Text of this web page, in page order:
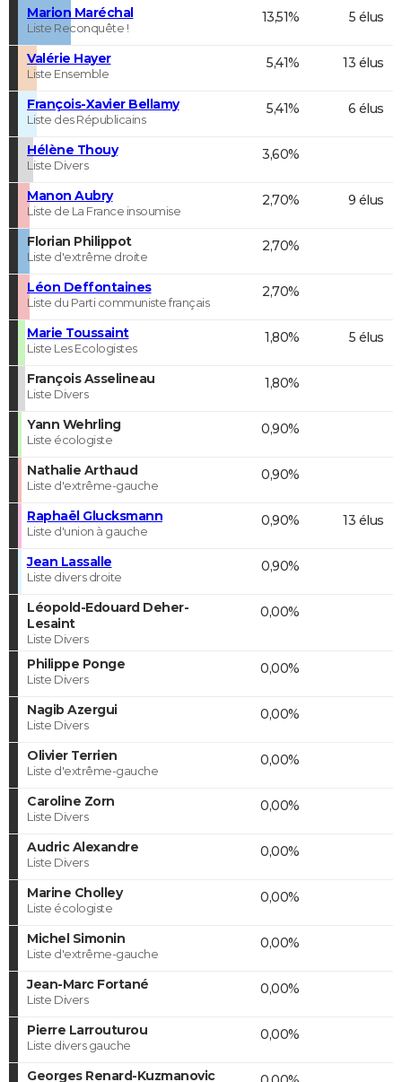
Marion Maréchal
Liste Reconquête !
13,51% 5 élus
Valérie Hayer
Liste Ensemble
5,41% 13 élus
François-Xavier Bellamy
Liste des Républicains
5,41% 6 élus
Hélène Thouy
Liste Divers
3,60%
Manon Aubry
Liste de La France insoumise
2,70% 9 élus
Florian Philippot
Liste d'extrême droite
2,70%
Léon Deffontaines
Liste du Parti communiste français
2,70%
Marie Toussaint
Liste Les Ecologistes
1,80% 5 élus
François Asselineau
Liste Divers
1,80%
Yann Wehrling
Liste écologiste
0,90%
Nathalie Arthaud
Liste d'extrême-gauche
0,90%
Raphaël Glucksmann
Liste d'union à gauche
0,90% 13 élus
Jean Lassalle
Liste divers droite
0,90%
Léopold-Edouard Deher-
Lesaint
Liste Divers
0,00%
Philippe Ponge
Liste Divers
0,00%
Nagib Azergui
Liste Divers
0,00%
Olivier Terrien
Liste d'extrême-gauche
0,00%
Caroline Zorn
Liste Divers
0,00%
Audric Alexandre
Liste Divers
0,00%
Marine Cholley
Liste écologiste
0,00%
Michel Simonin
Liste d'extrême-gauche
0,00%
Jean-Marc Fortané
Liste Divers
0,00%
Pierre Larrouturou
Liste divers gauche
0,00%
Georges Renard-Kuzmanovic